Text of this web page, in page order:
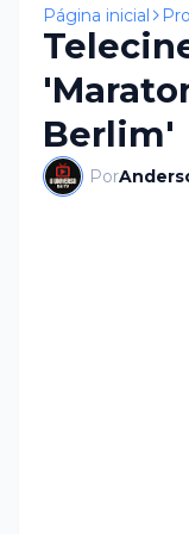
Página inicial
Berlim'
Por